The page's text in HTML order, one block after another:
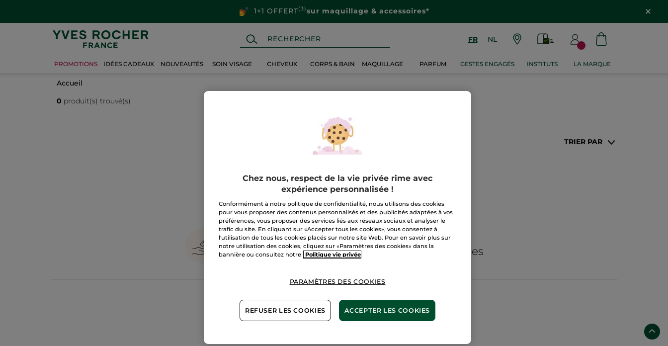
1+1 OFFERT(3)sur maquillage & accessoires*
FR NL
PROMOTIONS IDÉES CADEAUX NOUVEAUTÉS SOIN VISAGE CHEVEUX CORPS & BAIN MAQUILLAGE PARFUM GESTES ENGAGÉS INSTITUTS LA MARQUE
Accueil
0 produit(s) trouvé(s)
TRIER PAR
100%actifs
végétaux
60 hectaresde
champs biologiques
Voir plus
Chez nous, respect de la vie privée rime avec
expérience personnalisée !
Conformément à notre politique de confidentialité, nous utilisons des cookies
pour vous proposer des contenus personnalisés et des publicités adaptées à vos
préférences, vous proposer des services liés aux réseaux sociaux et analyser le
trafic du site. En cliquant sur «Accepter tous les cookies», vous consentez à
l'utilisation de tous les cookies placés sur notre site Web. Pour en savoir plus sur
notre utilisation des cookies, cliquez sur «Paramètres des cookies» dans la
bannière ou consultez notre
Politique vie privée
PARAMÈTRES DES COOKIES
REFUSER LES COOKIES ACCEPTER LES COOKIES